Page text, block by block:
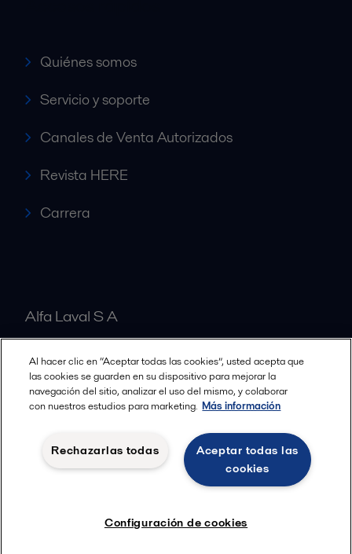
Quiénes somos
Servicio y soporte
Canales de Venta Autorizados
Revista HERE
Carrera
Alfa Laval S A
Nuestras oficinas
© 2015-2026ALFA LAVAL
Términos y condiciones legales
Política de Privacidad
Al hacer clic en “Aceptar todas las cookies”, usted acepta que
las cookies se guarden en su dispositivo para mejorar la
navegación del sitio, analizar el uso del mismo, y colaborar
con nuestros estudios para marketing. Más información
Aceptar todas las
cookies
Rechazarlas todas
Configuración de cookies